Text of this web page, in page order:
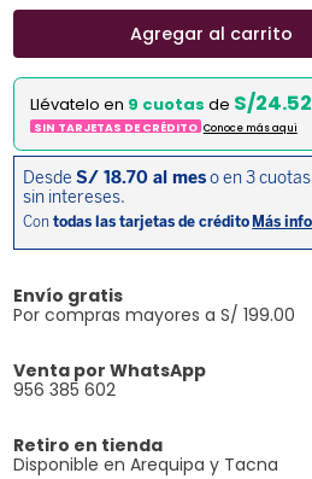
Agregar al carrito
Llévatelo en 9 cuotas de S/24.52
SIN TARJETAS DE CRÉDITO Conoce más aqui
Envío gratis
Por compras mayores a S/ 199.00
Venta por WhatsApp
956 385 602
Retiro en tienda
Disponible en Arequipa y Tacna